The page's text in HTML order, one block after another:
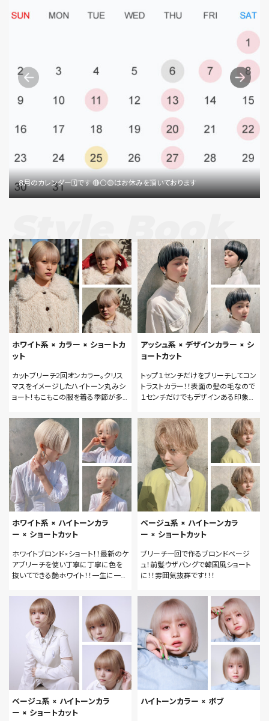
８月のカレンダー🗓です 🔴⚪️🟡はお休みを頂いております
Style Book
ホワイト系 × カラー × ショートカ
ット
カットブリーチ2回オンカラー。クリス
マスをイメージしたハイトーン丸みシ
ョート！もこもこの服を着る季節が多く
仕上げました！
アッシュ系 × デザインカラー × シ
ョートカット
トップ１センチだけをブリーチしてコン
トラストカラー！！表面の髪の毛なので
１センチだけでもデザインある印象
めです！！
ホワイト系 × ハイトーンカラ
ー × ショートカット
ホワイトブロンド×ショート！！最新のケ
アブリーチを使い丁寧に丁寧に色を
抜いてできる艶ホワイト！！一生に一度
ベージュ系 × ハイトーンカラ
ー × ショートカット
ブリーチ一回で作るブロンドベージ
ュ！前髪ウザバングで韓国風ショート
に！！雰囲気抜群です！！！
ベージュ系 × ハイトーンカラ
ー × ショートカット
ハイトーンカラー × ボブ